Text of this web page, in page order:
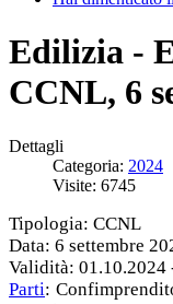
Edilizia -
CCNL, 6
Dettagli
Categoria: 2024
Visite: 6745
Tipologia: CCNL
Data: 6 settembre
Validità: 01.10.2024
Parti: